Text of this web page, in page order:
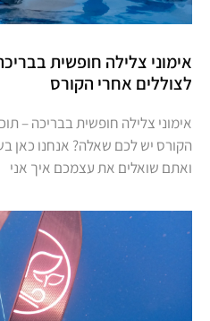
אימוני צלילה חופשית
לצוללים אחרי הקורס
אימוני צלילה חופשית בבריכה –
הקורס יש לכם שאלה? אנחנו כאן
ואתם שואלים את עצמכם איך אני